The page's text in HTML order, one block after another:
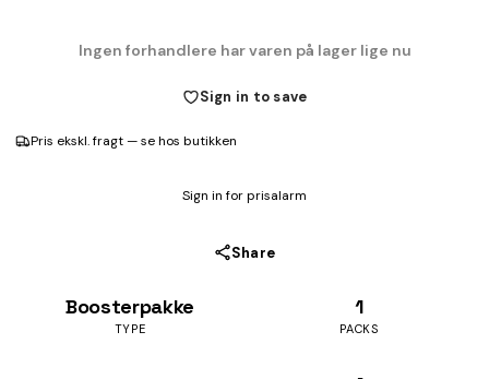
Ingen forhandlere har varen på lager lige nu
Sign in to save
Pris ekskl. fragt — se hos butikken
Sign in for prisalarm
Share
Boosterpakke
TYPE
1
PACKS